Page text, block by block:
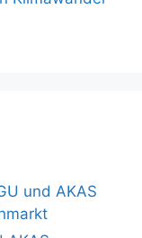
und AKAS